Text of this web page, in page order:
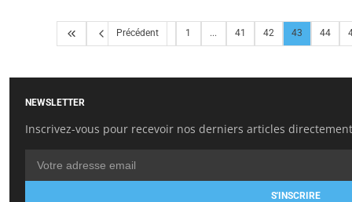
Précédent 1 ... 41 42 43 44
NEWSLETTER
Inscrivez-vous pour recevoir nos derniers articles
S'INSCRIRE